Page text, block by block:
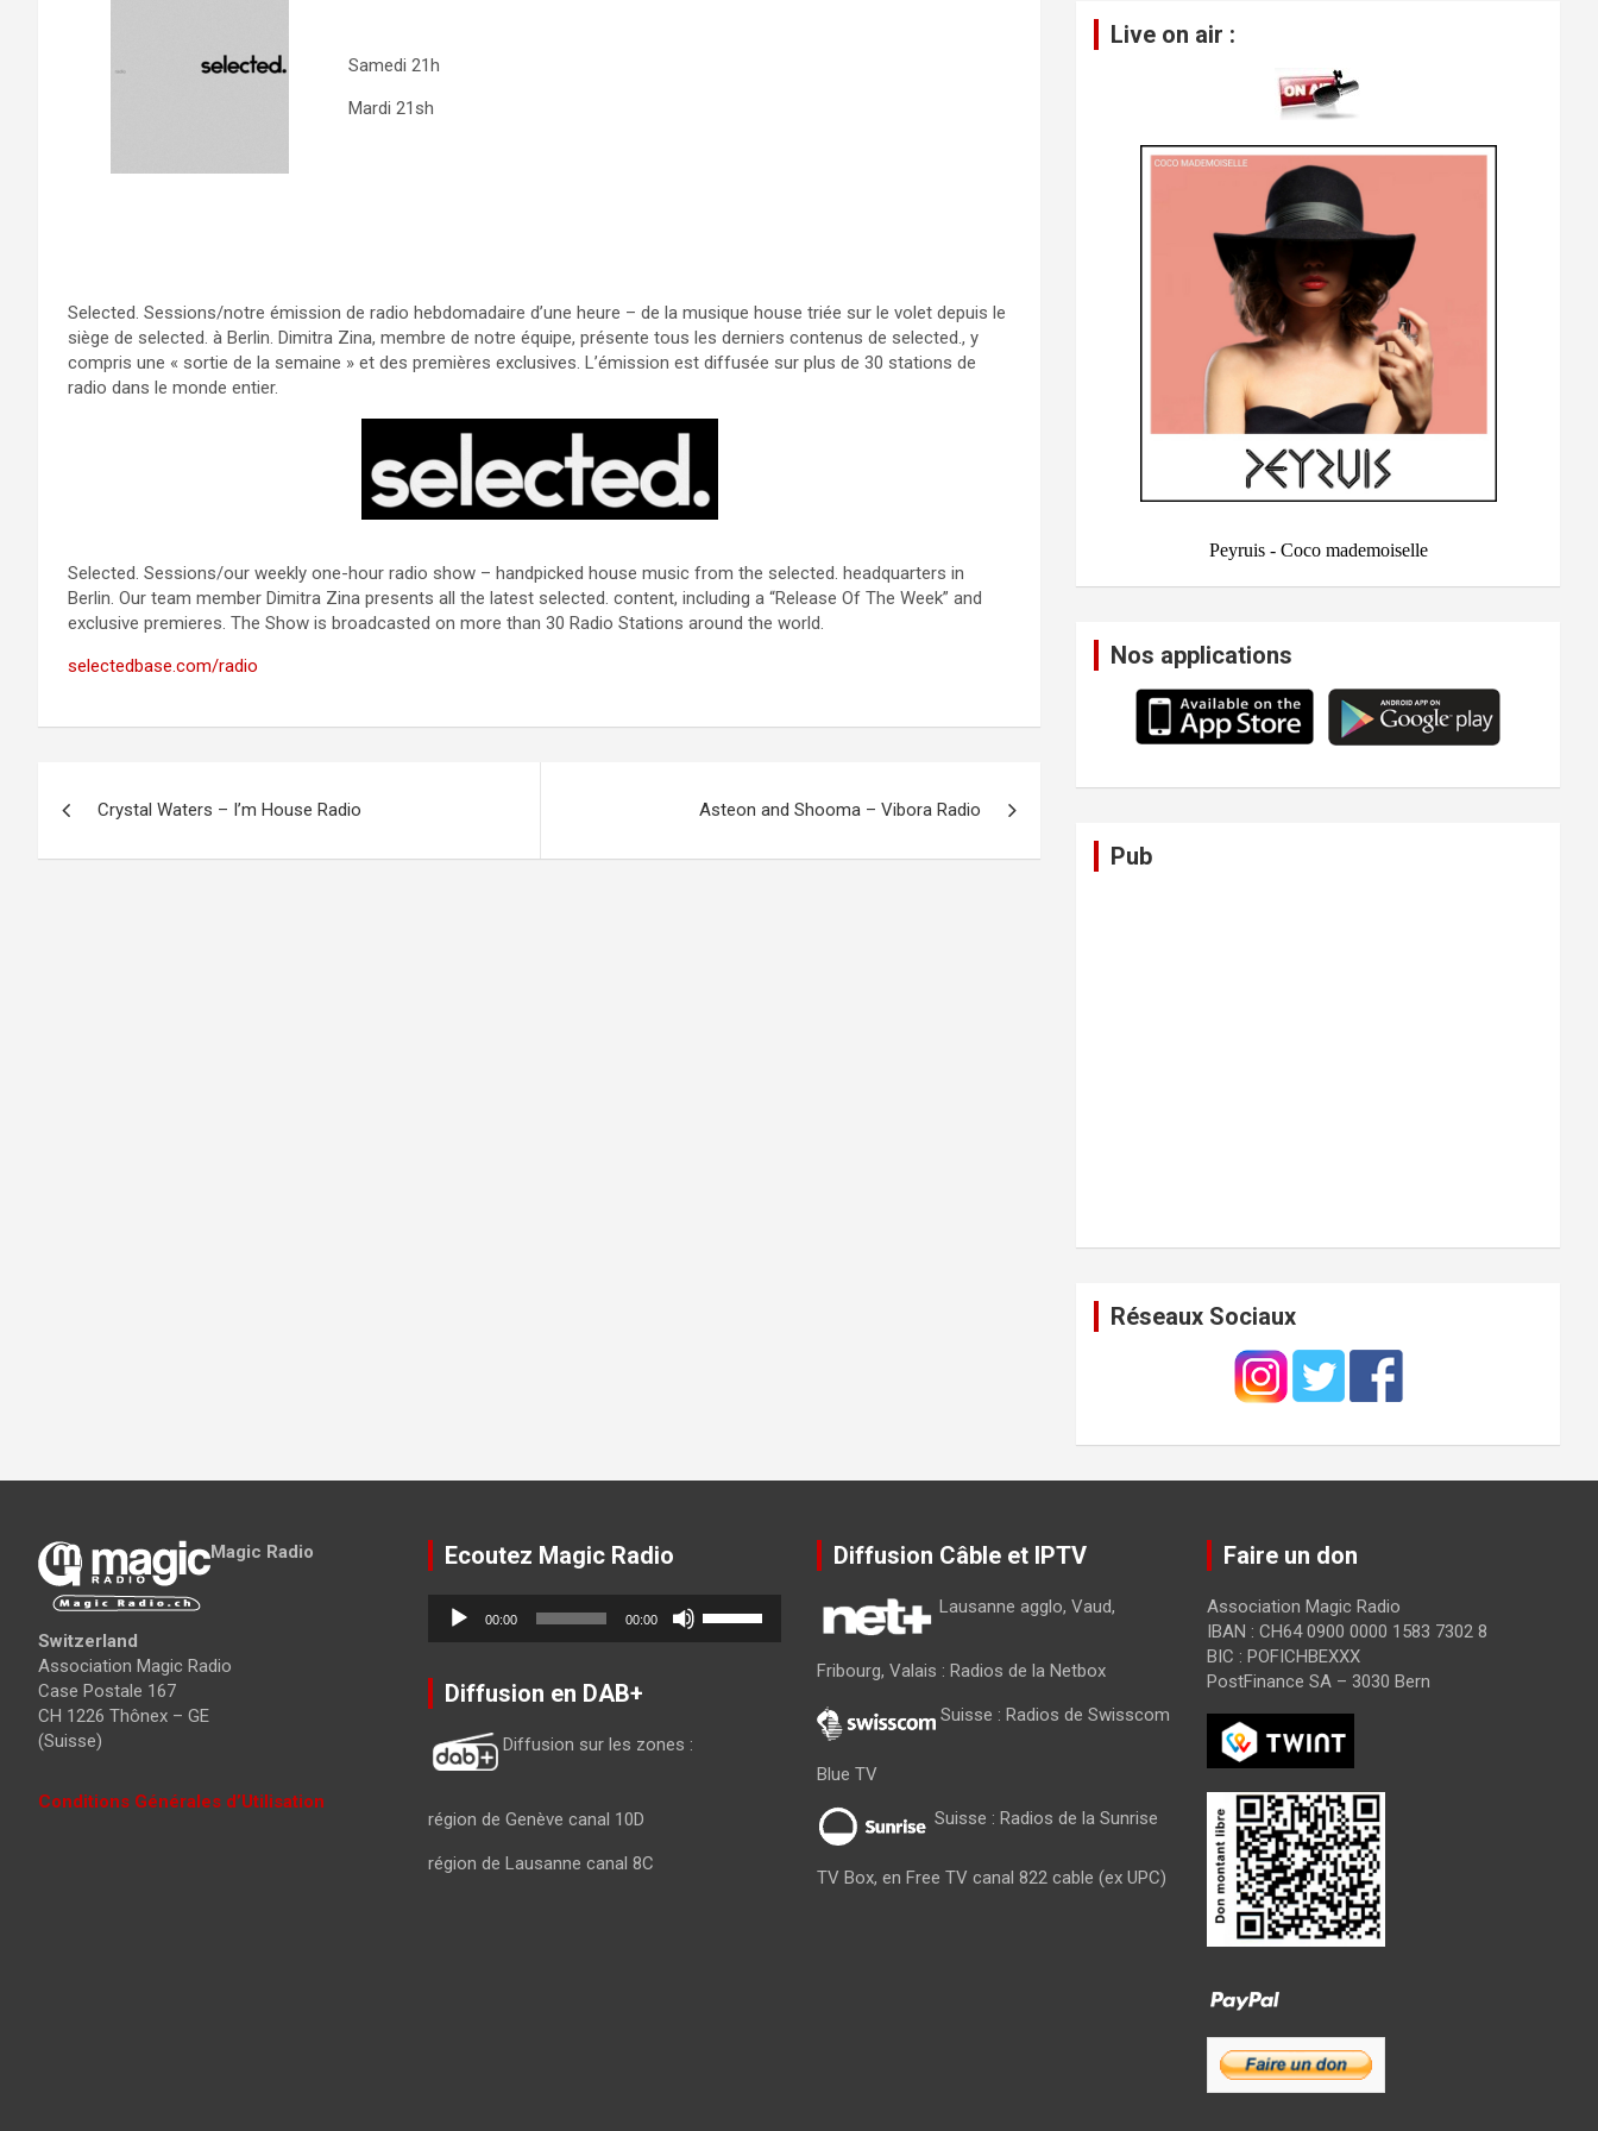
Samedi 21h
Mardi 21sh
Selected. Sessions/notre émission de radio hebdomadaire d’une heure – de la musique house triée sur le volet depuis le
siège de selected. à Berlin. Dimitra Zina, membre de notre équipe, présente tous les derniers contenus de selected., y
compris une « sortie de la semaine » et des premières exclusives. L’émission est diffusée sur plus de 30 stations de
radio dans le monde entier.
Selected. Sessions/our weekly one-hour radio show – handpicked house music from the selected. headquarters in
Berlin. Our team member Dimitra Zina presents all the latest selected. content, including a “Release Of The Week” and
exclusive premieres. The Show is broadcasted on more than 30 Radio Stations around the world.
selectedbase.com/radio
Crystal Waters – I’m House Radio Asteon and Shooma – Vibora Radio
Live on air :
Nos applications
Pub
Réseaux Sociaux
Magic Radio
Switzerland
Association Magic Radio
Case Postale 167
CH 1226 Thônex – GE
(Suisse)
Conditions Générales d’Utilisation
Ecoutez Magic Radio
Lecteur
audio
00:00 00:00
Diffusion en DAB+
Diffusion sur les zones :
région de Genève canal 10D
région de Lausanne canal 8C
Diffusion Câble et IPTV
Lausanne agglo, Vaud,
Fribourg, Valais : Radios de la Netbox
Suisse : Radios de Swisscom
Blue TV
Suisse : Radios de la Sunrise
TV Box, en Free TV canal 822 cable (ex UPC)
Faire un don
Association Magic Radio
IBAN : CH64 0900 0000 1583 7302 8
BIC : POFICHBEXXX
PostFinance SA – 3030 Bern